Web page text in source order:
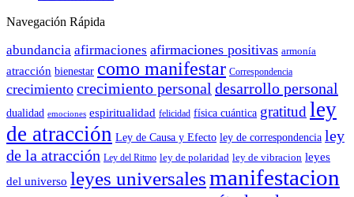
Navegación Rápida
abundancia afirmaciones afirmaciones positivas armonía
atracción bienestar como manifestar Correspondencia
crecimiento crecimiento personal desarrollo personal
dualidad emociones espiritualidad felicidad física cuántica gratitudley
de atracción Ley de Causa y Efecto ley de correspondencia ley
de la atracción Ley del Ritmo ley de polaridad ley de vibracion leyes
del universo leyes universalesmanifestacion